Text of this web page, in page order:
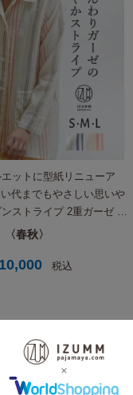
エットに型紙リニューア
代までもやさしい思いや
ストライプ 2重ガーゼ レ
マ【国内送料無料】
春秋
10,000 税込